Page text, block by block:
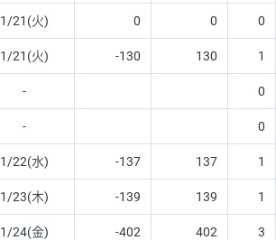
1/21(火) 0 0 0
1/21(火) -130 130 1
- 0
- 0
1/22(水) -137 137 1
1/23(木) -139 139 1
1/24(金) -402 402 3